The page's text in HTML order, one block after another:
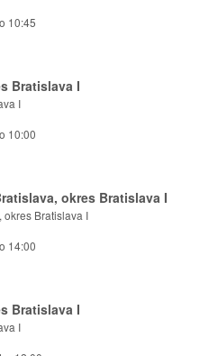
10:45
Bratislava I
I
10:00
okres Bratislava I
okres Bratislava I
14:00
Bratislava I
I